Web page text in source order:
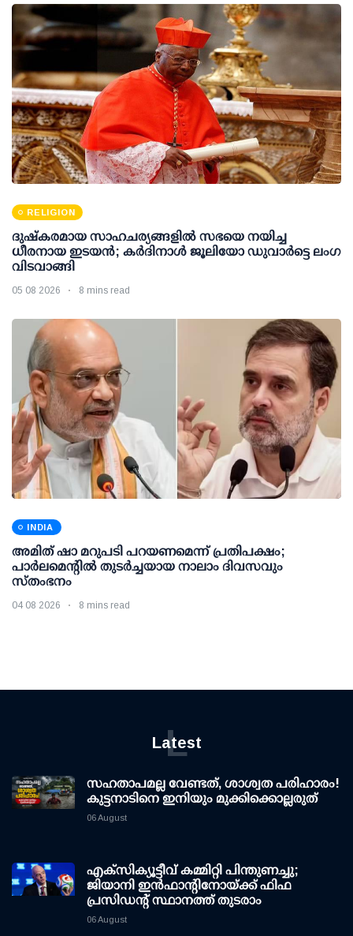
RELIGION
ദുഷ്കരമായ സാഹചര്യങ്ങളിൽ സഭയെ നയിച്ച
ധീരനായ ഇടയൻ; കർദിനാൾ ജൂലിയോ ഡുവാർട്ടെ ലംഗ
വിടവാങ്ങി
05 08 2026 8 mins read
INDIA
അമിത് ഷാ മറുപടി പറയണമെന്ന് പ്രതിപക്ഷം;
പാര്‍ലമെന്റില്‍ തുടര്‍ച്ചയായ നാലാം ദിവസവും
സ്തംഭനം
04 08 2026 8 mins read
Latest
L
സഹതാപമല്ല വേണ്ടത്, ശാശ്വത പരിഹാരം!
കുട്ടനാടിനെ ഇനിയും മുക്കിക്കൊല്ലരുത്
06 August
എക്സിക്യൂട്ടീവ് കമ്മിറ്റി പിന്തുണച്ചു;
ജിയാനി ഇന്‍ഫാന്റിനോയ്ക്ക് ഫിഫ
പ്രസിഡന്റ് സ്ഥാനത്ത് തുടരാം
06 August